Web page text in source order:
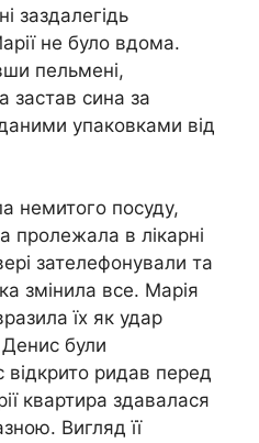
заздалегідь
не було вдома.
пельмені,
застав сина за
упаковками від
немитого посуду,
пролежала в лікарні
зателефонували та
змінила все. Марія
їх як удар
Денис були
відкрито ридав перед
квартира здавалася
Вигляд її